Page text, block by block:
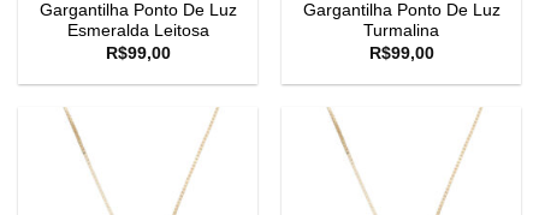
Gargantilha Ponto De Luz
Esmeralda Leitosa
R$99,00
Gargantilha Ponto De Luz
Turmalina
R$99,00